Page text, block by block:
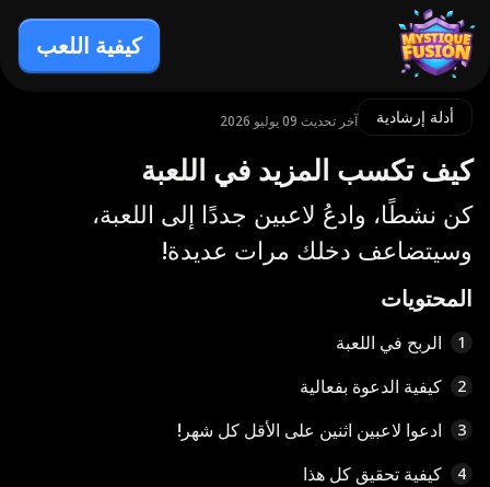
كيفية اللعب
أدلة إرشادية آخر تحديث 09 يوليو 2026
كيف تكسب المزيد في اللعبة
كن نشطًا، وادعُ لاعبين جددًا إلى اللعبة،
وسيتضاعف دخلك مرات عديدة!
المحتويات
1 الربح في اللعبة
2 كيفية الدعوة بفعالية
3 ادعوا لاعبين اثنين على الأقل كل شهر!
4 كيفية تحقيق كل هذا